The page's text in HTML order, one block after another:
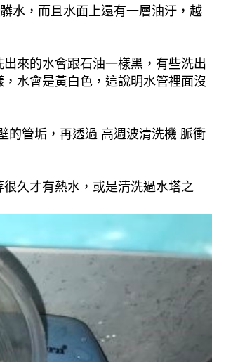
水，而且水面上還有一層油汙，越
來的水會跟石油一樣黑，有些洗出
水會是黃白色，這說明水管裡面沒
的管垢，再透過 高週波清洗機 脈衝
久才有熱水，或是清洗過水塔之